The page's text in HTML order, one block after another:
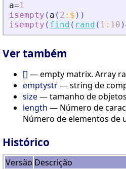
a=1
isempty ( a ( 2 : $ ) )
isempty ( find ( rand ( 1 : 10 )
Ver também
[] — empty matrix. Array
emptystr— string de
size— tamanho de objetos
length — Número de
Número de elementos de
Histórico
Versão Descrição